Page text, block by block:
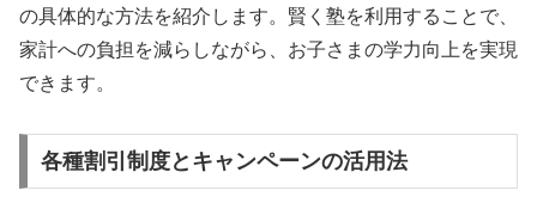
の具体的な方法を紹介します。賢く塾を利用することで、
家計への負担を減らしながら、お子さまの学力向上を実現
できます。
各種割引制度とキャンペーンの活用法